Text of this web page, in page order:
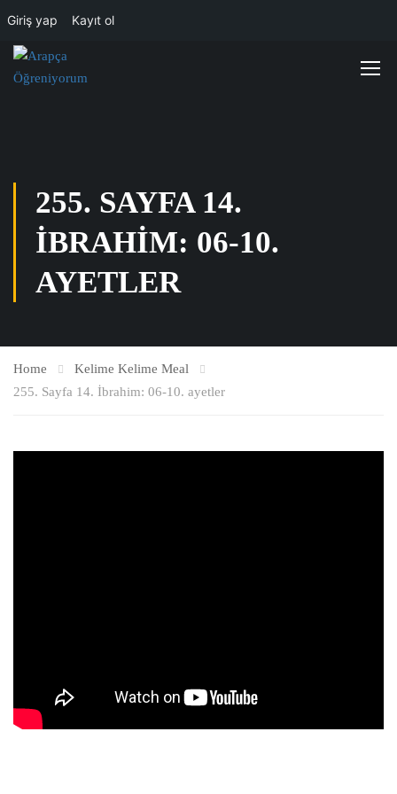
Giriş yap Kayıt ol
255. SAYFA 14.
İBRAHIM: 06-10.
AYETLER
Home
Kelime Kelime Meal
255. Sayfa 14. İbrahim: 06-10. ayetler